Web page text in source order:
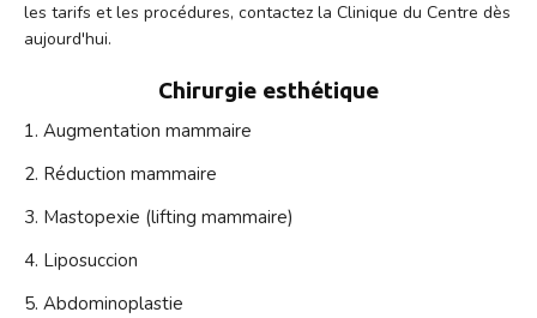
les tarifs et les procédures, contactez la Clinique du Centre dès
aujourd'hui.
Chirurgie esthétique
Augmentation mammaire
Réduction mammaire
Mastopexie (lifting mammaire)
Liposuccion
Abdominoplastie